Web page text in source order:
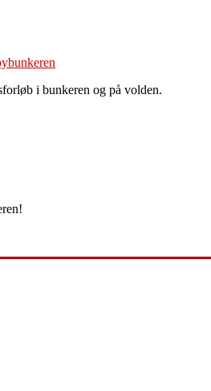
i bunkeren og på volden.